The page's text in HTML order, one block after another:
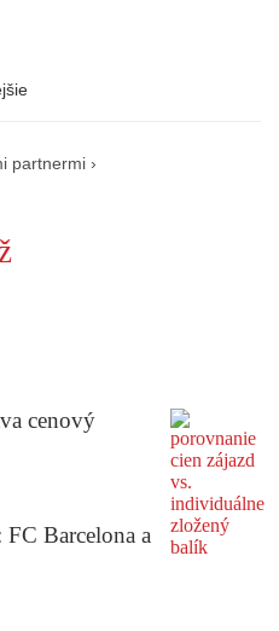
partnermi ›
cenový
Barcelona a